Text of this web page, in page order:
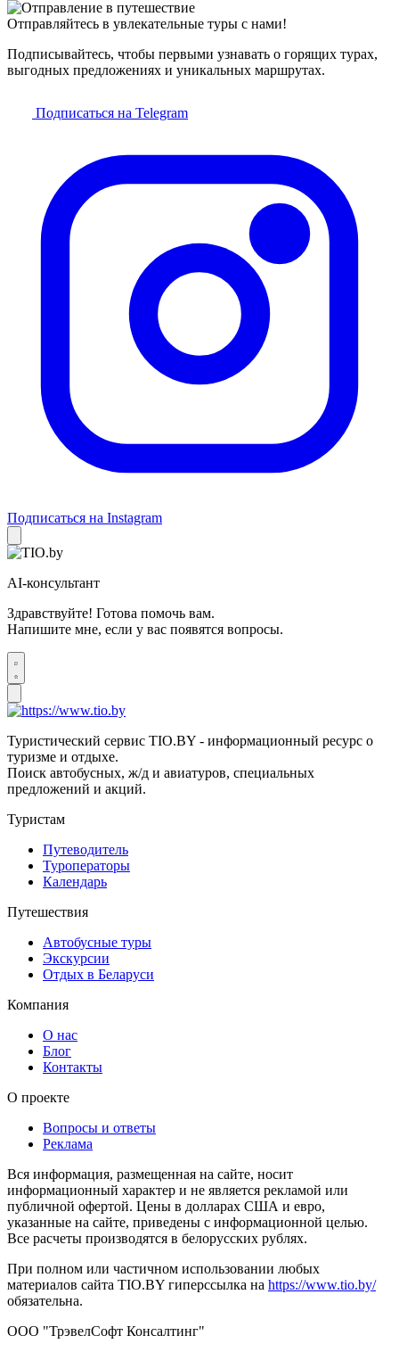
Отправляйтесь в увлекательные туры с нами!
Подписывайтесь, чтобы первыми узнавать о горящих турах,
выгодных предложениях и уникальных маршрутах.
Подписаться на Telegram
Подписаться на Instagram
AI-консультант
Здравствуйте! Готова помочь вам.
Напишите мне, если у вас появятся вопросы.
Туристический сервис TIO.BY - информационный ресурс о
туризме и отдыхе.
Поиск автобусных, ж/д и авиатуров, специальных
предложений и акций.
Туристам
Путеводитель
Туроператоры
Календарь
Путешествия
Автобусные туры
Экскурсии
Отдых в Беларуси
Компания
О нас
Блог
Контакты
О проекте
Вопросы и ответы
Реклама
Вся информация, размещенная на сайте, носит
информационный характер и не является рекламой или
публичной офертой. Цены в долларах США и евро,
указанные на сайте, приведены с информационной целью.
Все расчеты производятся в белорусских рублях.
При полном или частичном использовании любых
материалов сайта TIO.BY гиперссылка на https://www.tio.by/
обязательна.
ООО "ТрэвелСофт Консалтинг"